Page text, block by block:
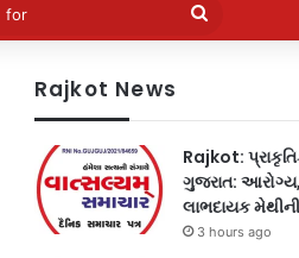
Search
Rajkot News
Rajkot:
ગુજરાત: આરોગ્ય,
લાભદાયક
3 hours ago